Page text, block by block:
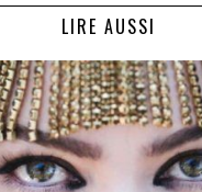
LIRE AUSSI